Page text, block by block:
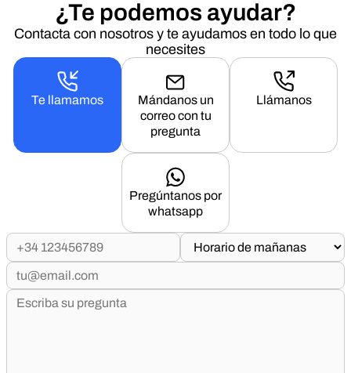
¿Te podemos ayudar?
Contacta con nosotros y te ayudamos en todo lo que
necesites
Te llamamos
Mándanos un
correo con tu
pregunta
Llámanos
Pregúntanos por
whatsapp